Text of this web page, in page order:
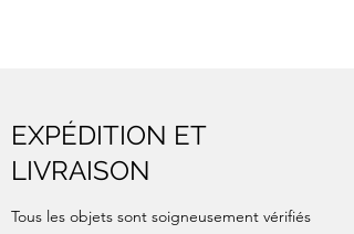
EXPÉDITION ET
LIVRAISON
Tous les objets sont soigneusement vérifiés